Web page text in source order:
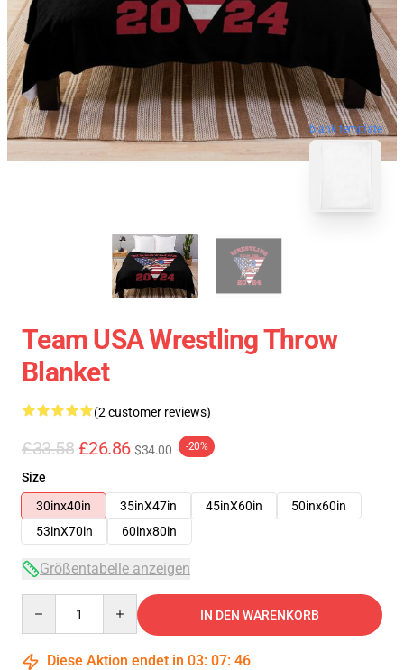
blank template
Team USA Wrestling Throw
Blanket
(2 customer reviews)
£33.58 £26.86 $34.00 -20%
Size
30inx40in
35inX47in 45inX60in
50inx60in
53inX70in
60inx80in
Größentabelle anzeigen
IN DEN WARENKORB
Diese Aktion endet in 03: 07: 46